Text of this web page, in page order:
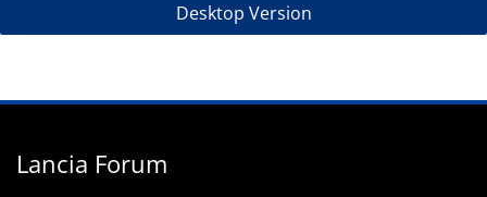
Desktop Version
Lancia Forum